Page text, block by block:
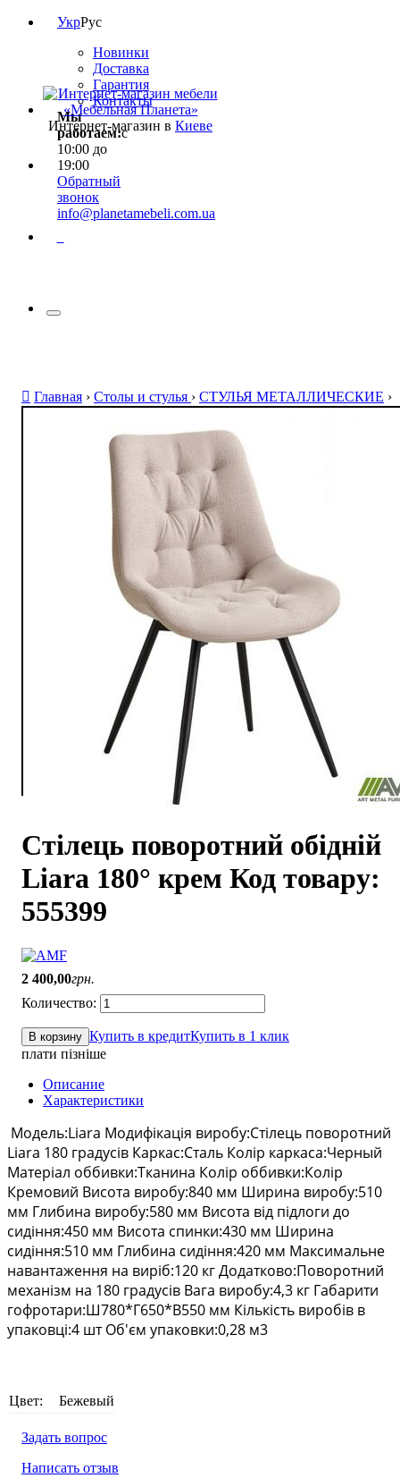
УкрРус
Новинки
Доставка
Гарантия
Контакты
Мы
работаем:с
10:00 до
19:00
Обратный
звонок
info@planetamebeli.com.ua
Интернет-магазин в Киеве
Главная › Столы и стулья › СТУЛЬЯ МЕТАЛЛИЧЕСКИЕ ›
Стілець поворотний обідній
Liara 180° крем Код товару:
555399
2 400,00грн.
В корзину Купить в кредитКупить в 1 клик
плати пізніше
Описание
Характеристики
Модель:Liara Модифікація виробу:Стілець поворотний
Liara 180 градусів Каркас:Сталь Колір каркаса:Черный
Матеріал оббивки:Тканина Колір оббивки:Колір
Кремовий Висота виробу:840 мм Ширина виробу:510
мм Глибина виробу:580 мм Висота від підлоги до
сидіння:450 мм Висота спинки:430 мм Ширина
сидіння:510 мм Глибина сидіння:420 мм Максимальне
навантаження на виріб:120 кг Додатково:Поворотний
механізм на 180 градусів Вага виробу:4,3 кг Габарити
гофротари:Ш780*Г650*В550 мм Кількість виробів в
упаковці:4 шт Об'єм упаковки:0,28 м3
Цвет: Бежевый
Задать вопрос
Написать отзыв